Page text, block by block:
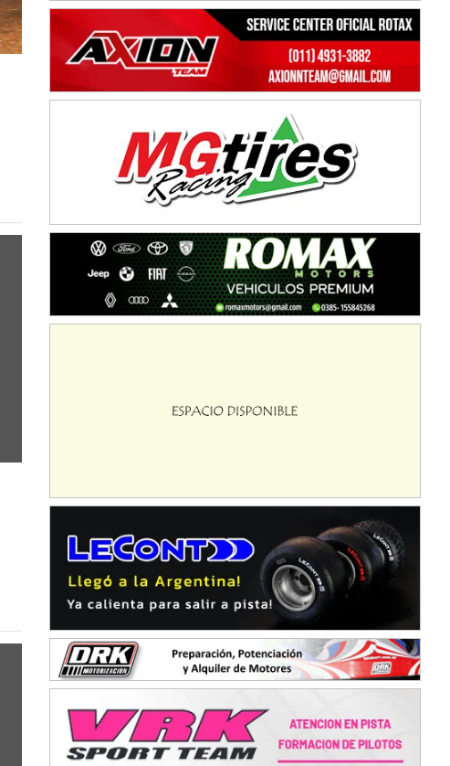
Rufino (Santa Fe)
TUCUMANO - F5
Juan Navarro (Asfalto)
El Timbó (Tucumán)